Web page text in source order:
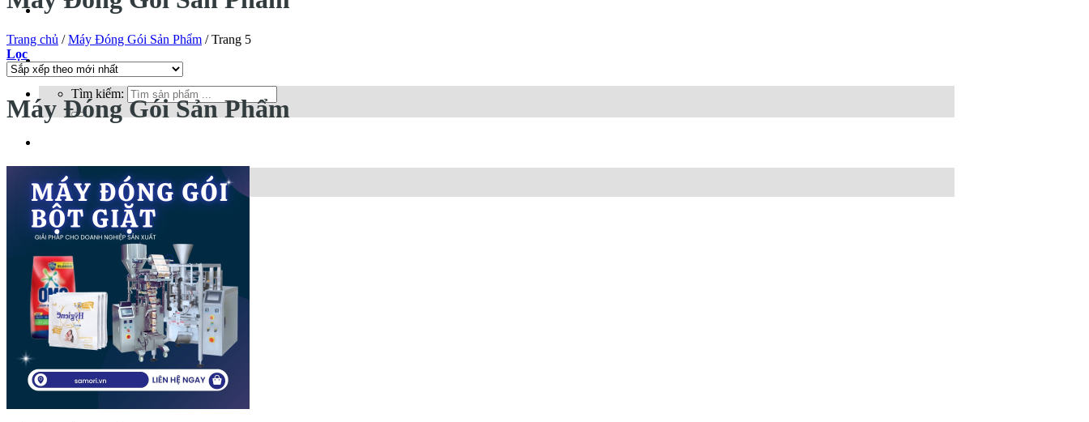
Tin tức
Liên hệ
Tìm kiếm:
Eng
Trang chủ / Máy Đóng Gói Sản Phẩm /Trang 5
Lọc
Máy Đóng Gói Sản Phẩm